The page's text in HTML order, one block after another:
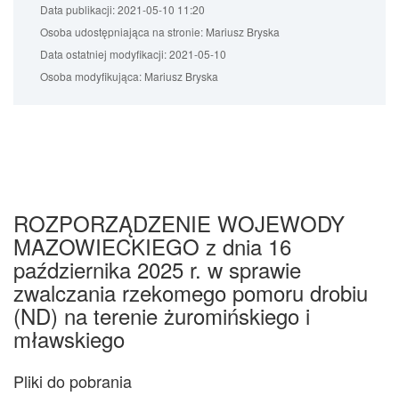
Data publikacji:2021-05-10 11:20
Osoba udostępniająca na stronie: Mariusz Bryska
Data ostatniej modyfikacji:2021-05-10
Osoba modyfikująca: Mariusz Bryska
ROZPORZĄDZENIE WOJEWODY
MAZOWIECKIEGO z dnia 16
października 2025 r. w sprawie
zwalczania rzekomego pomoru drobiu
(ND) na terenie żuromińskiego i
mławskiego